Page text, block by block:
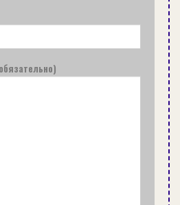
ДЛЯ ДОМА В ВОПРОСАХ И